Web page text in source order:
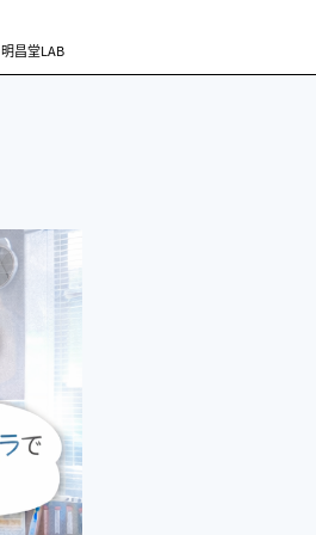
明昌堂LAB